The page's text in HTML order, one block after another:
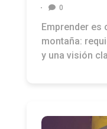
0
Emprender es
montaña:
y una visión